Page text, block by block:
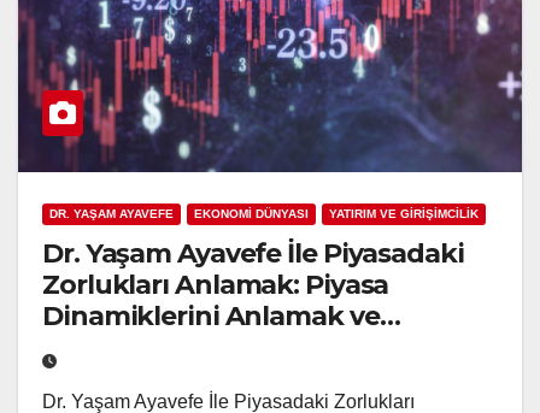
DR. YAŞAM AYAVEFE EKONOMİ DÜNYASI YATIRIM VE GİRİŞİMCİLİK
Dr. Yaşam Ayavefe İle Piyasadaki
Zorlukları Anlamak: Piyasa
Dinamiklerini Anlamak ve
Yönetmek
Dr. Yaşam Ayavefe İle Piyasadaki Zorlukları